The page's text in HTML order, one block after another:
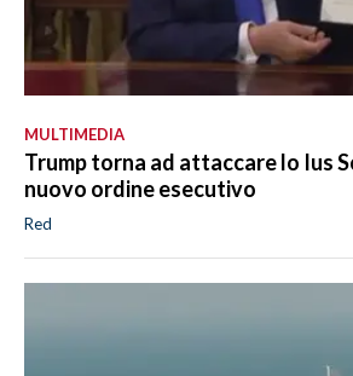
MULTIMEDIA
Trump torna ad attaccare lo Ius
nuovo ordine esecutivo
Red